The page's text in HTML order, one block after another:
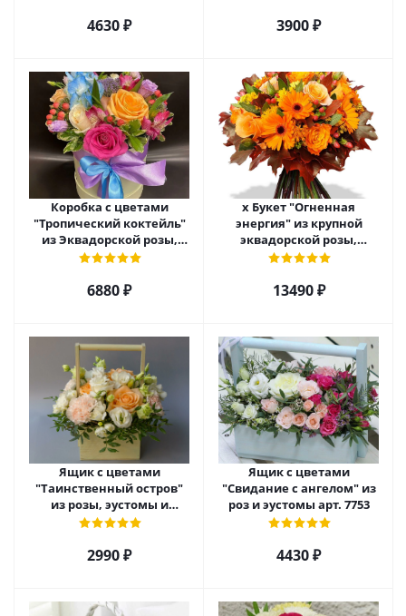
4630 ₽ 3900 ₽
Коробка с цветами
"Тропический коктейль"
из Эквадорской розы,
эустомы, альстромерии
6880 ₽
х Букет "Огненная
энергия" из крупной
эквадорской розы,
гиперикума и гермини.
13490 ₽
Ящик с цветами
"Таинственный остров"
из розы, эустомы и
диантуса арт. 7754
2990 ₽
Ящик с цветами
"Свидание с ангелом" из
роз и эустомы арт. 7753
4430 ₽